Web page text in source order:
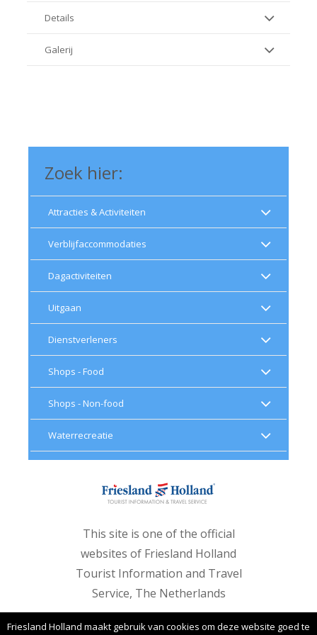
Details
Galerij
Zoek hier:
Attracties & Activiteiten
Verblijfaccommodaties
Dagactiviteiten
Uitgaan
Dienstverleners
Shops - Food
Shops - Non-food
Waterrecreatie
This site is one of the official
websites of Friesland Holland
Tourist Information and Travel
Service, The Netherlands
Friesland Holland maakt gebruik van cookies om deze website goed te